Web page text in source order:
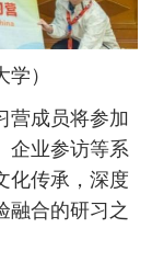
）
营成员将参加
企业参访等系
化传承，深度
融合的研习之